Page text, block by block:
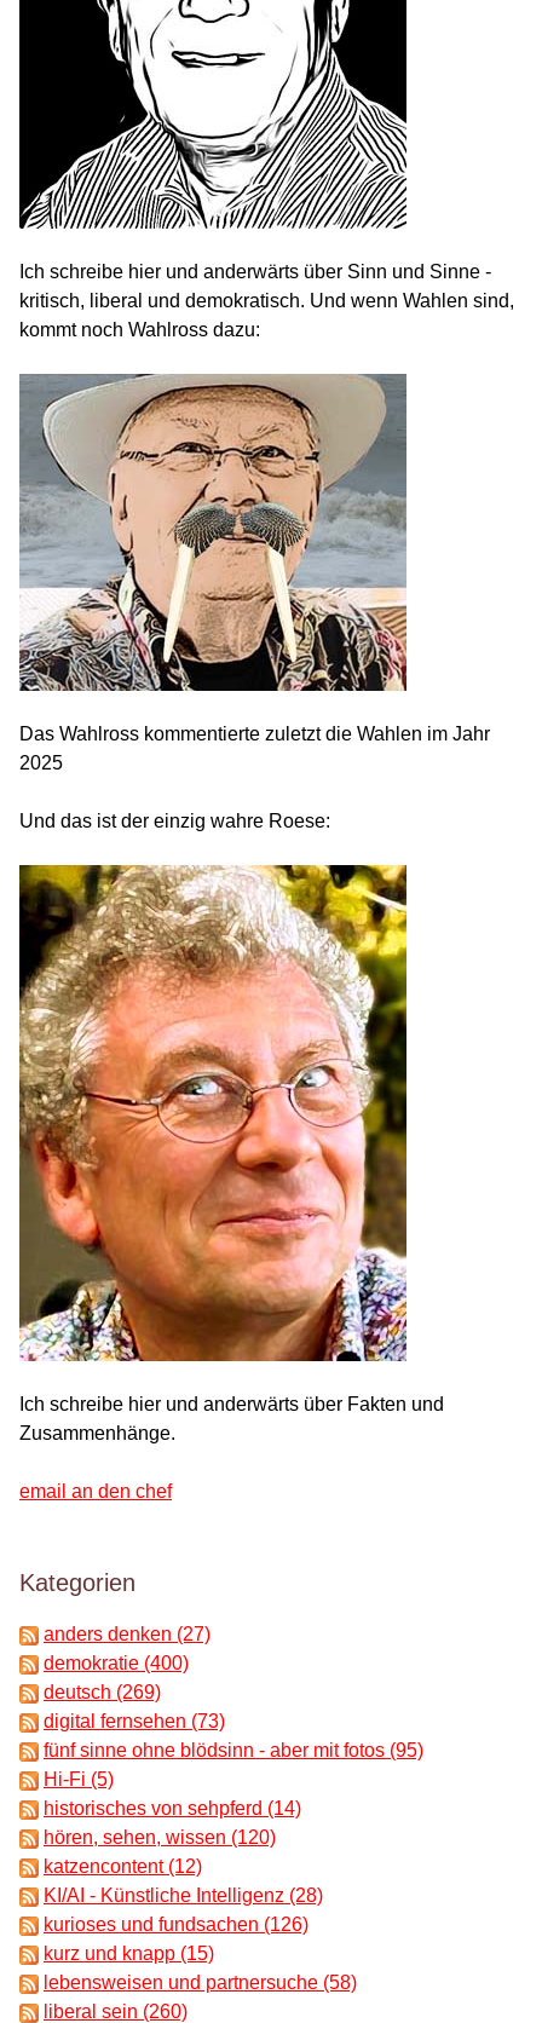
Ich schreibe hier und anderwärts über Sinn und Sinne -
kritisch, liberal und demokratisch. Und wenn Wahlen sind,
kommt noch Wahlross dazu:
Das Wahlross kommentierte zuletzt die Wahlen im Jahr
2025
Und das ist der einzig wahre Roese:
Ich schreibe hier und anderwärts über Fakten und
Zusammenhänge.
email an den chef
Kategorien
anders denken (27)
demokratie (400)
deutsch (269)
digital fernsehen (73)
fünf sinne ohne blödsinn - aber mit fotos (95)
Hi-Fi (5)
historisches von sehpferd (14)
hören, sehen, wissen (120)
katzencontent (12)
KI/AI - Künstliche Intelligenz (28)
kurioses und fundsachen (126)
kurz und knapp (15)
lebensweisen und partnersuche (58)
liberal sein (260)